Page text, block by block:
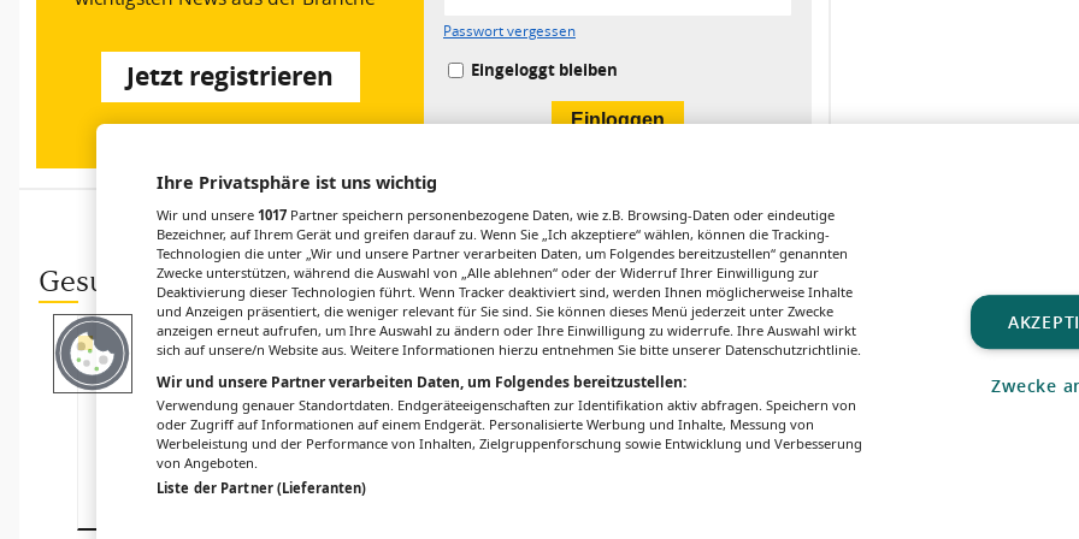
Jetzt registrieren
Passwort vergessen
Eingeloggt bleiben
Gesund.at entdecken
ARZNEIMITTEL
Folgeeffekte
von
Verschreibungs
kaskaden
KARDIOLOGIE
pAVK der
oberen
Extremitäten:
Prognosen im
PERSONALIA
Annemarie
Weißenbacher
wird neue PMU-
Rektorin
FORSCHUNG
Menstruationsbl
ut erkennen
Ihre Privatsphäre ist uns wichtig
Wir und unsere 1017 Partner speichern personenbezogene Daten, wie z.B. Browsing-Daten oder eindeutige
Bezeichner, auf Ihrem Gerät und greifen darauf zu. Wenn Sie „Ich akzeptiere“ wählen, können die Tracking-
Technologien die unter „Wir und unsere Partner verarbeiten Daten, um Folgendes bereitzustellen“ genannten
Zwecke unterstützen, während die Auswahl von „Alle ablehnen“ oder der Widerruf Ihrer Einwilligung zur
Deaktivierung dieser Technologien führt. Wenn Tracker deaktiviert sind, werden Ihnen möglicherweise Inhalte
und Anzeigen präsentiert, die weniger relevant für Sie sind. Sie können dieses Menü jederzeit unter Zwecke
anzeigen erneut aufrufen, um Ihre Auswahl zu ändern oder Ihre Einwilligung zu widerrufe. Ihre Auswahl wirkt
sich auf unsere/n Website aus. Weitere Informationen hierzu entnehmen Sie bitte unserer Datenschutzrichtlinie.
Wir und unsere Partner verarbeiten Daten, um Folgendes bereitzustellen:
Verwendung genauer Standortdaten. Endgeräteeigenschaften zur Identifikation aktiv abfragen. Speichern von
oder Zugriff auf Informationen auf einem Endgerät. Personalisierte Werbung und Inhalte, Messung von
Werbeleistung und der Performance von Inhalten, Zielgruppenforschung sowie Entwicklung und Verbesserung
von Angeboten.
Liste der Partner (Lieferanten)
Zwecke